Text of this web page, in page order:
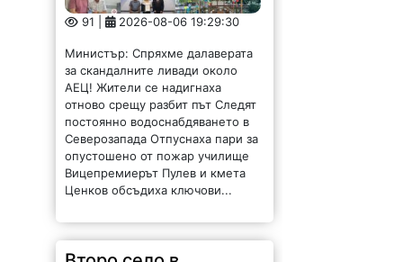
91 | 2026-08-06 19:29:30
Министър: Спряхме далаверата
за скандалните ливади около
АЕЦ! Жители се надигнаха
отново срещу разбит път Следят
постоянно водоснабдяването в
Северозапада Отпуснаха пари за
опустошено от пожар училище
Вицепремиерът Пулев и кмета
Ценков обсъдиха ключови...